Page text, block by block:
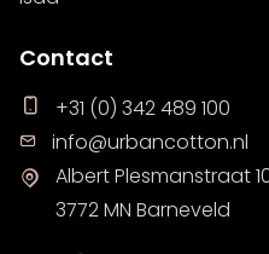
Contact
+31 (0) 342 489 100
info@urbancotton.nl
Albert Plesmanstraat
3772 MN Barneveld